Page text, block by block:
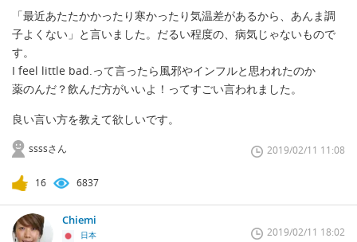
「最近あたたかかったり寒かったり気温差があるから、あんま調
子よくない」と言いました。だるい程度の、病気じゃないもので
す。
I feel little bad.って言ったら風邪やインフルと思われたのか
薬のんだ？飲んだ方がいいよ！ってすごい言われました。
良い言い方を教えて欲しいです。
ssssさん 2019/02/11 11:08
16 6837
Chiemi
日本 2019/02/11 18:02